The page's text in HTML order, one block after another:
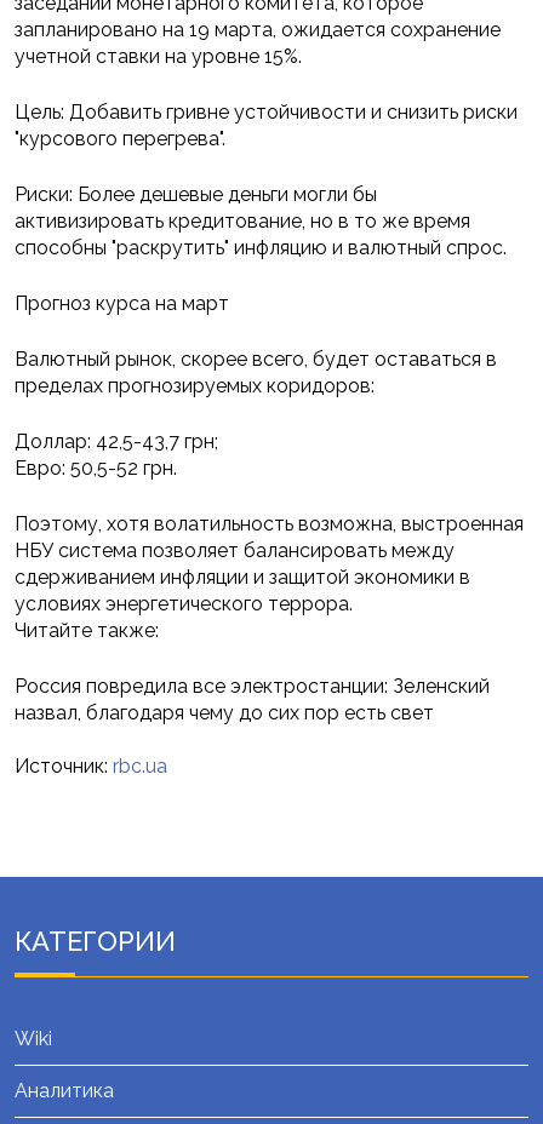
запланировано на 19 марта, ожидается сохранение
учетной ставки на уровне 15%.
Цель: Добавить гривне устойчивости и снизить риски
"курсового перегрева".
Риски: Более дешевые деньги могли бы
активизировать кредитование, но в то же время
способны "раскрутить" инфляцию и валютный спрос.
Прогноз курса на март
Валютный рынок, скорее всего, будет оставаться в
пределах прогнозируемых коридоров:
Доллар: 42,5-43,7 грн;
Евро: 50,5-52 грн.
Поэтому, хотя волатильность возможна, выстроенная
НБУ система позволяет балансировать между
сдерживанием инфляции и защитой экономики в
условиях энергетического террора.
Читайте также:
Россия повредила все электростанции: Зеленский
назвал, благодаря чему до сих пор есть свет
Источник: rbc.ua
КАТЕГОРИИ
Wiki
Аналитика